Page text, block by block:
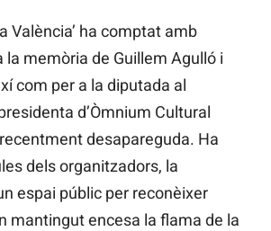
València’ ha comptat amb
la memòria de Guillem Agulló i
com per a la diputada al
d’Òmnium Cultural
desapareguda. Ha
dels organitzadors, la
espai públic per reconèixer
mantingut encesa la flama de la